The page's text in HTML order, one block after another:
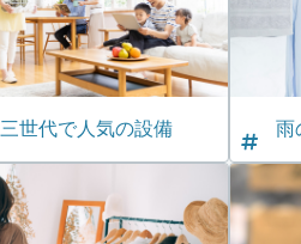
三世代で人気の設備 雨